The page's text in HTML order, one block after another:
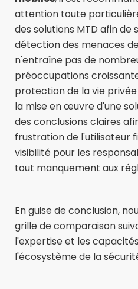
attention toute
des solutions MTD afin de
détection des menaces
n'entraîne pas de
préoccupations
protection de la vie
la mise en œuvre d'une
des conclusions claires
frustration de l'utilisateur
visibilité pour les
tout manquement aux
En guise de conclusion,
grille de comparaison
l'expertise et les
l'écosystème de la